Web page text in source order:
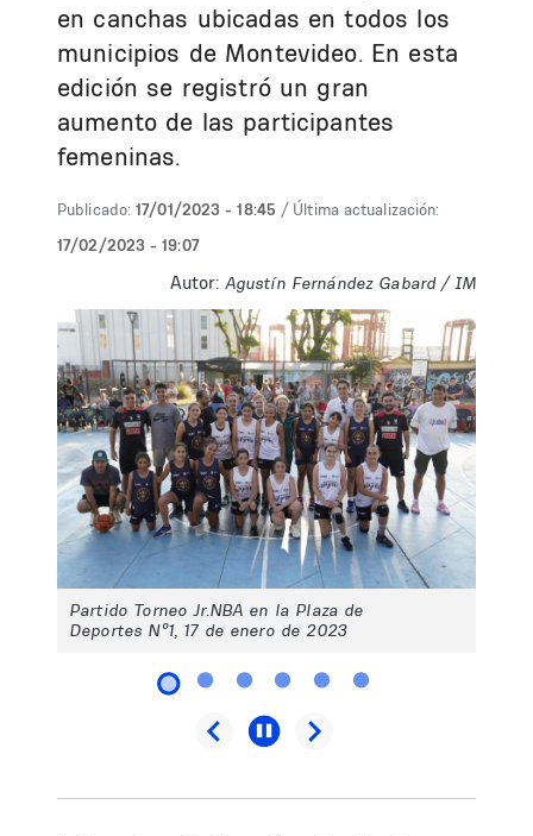
en canchas ubicadas en todos los
municipios de Montevideo. En esta
edición se registró un gran
aumento de las participantes
femeninas.
Publicado: 17/01/2023 - 18:45 / Última actualización:
17/02/2023 - 19:07
Autor: Agustín Fernández Gabard / IM
Partido Torneo Jr.NBA en la Plaza de
Deportes Nº1, 17 de enero de 2023